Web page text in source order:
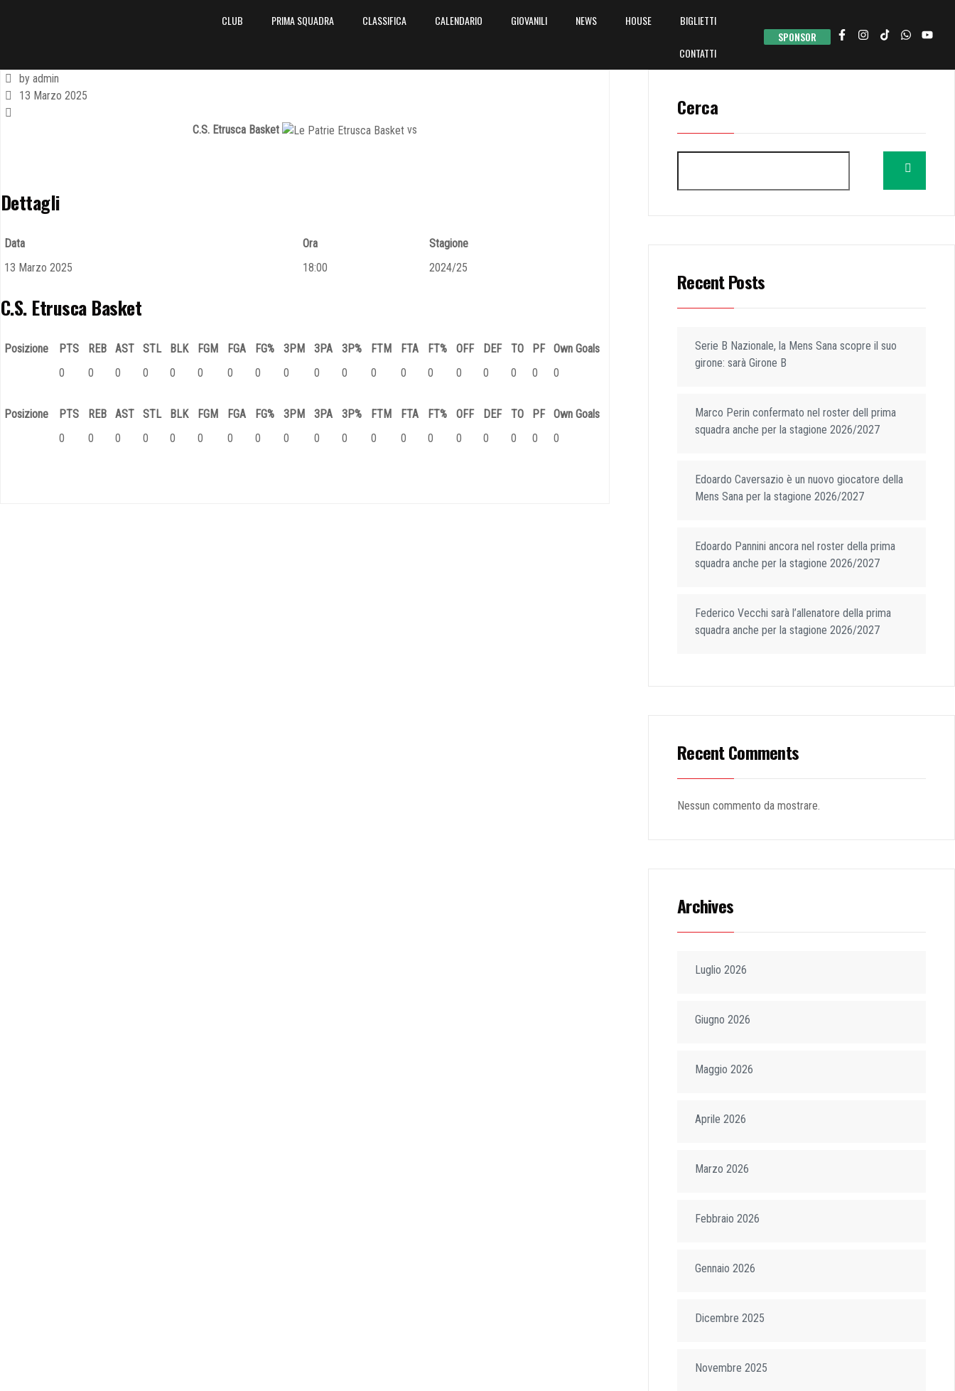
CLUB PRIMA SQUADRA CLASSIFICA CALENDARIO GIOVANILI NEWS HOUSE BIGLIETTI
CONTATTI
SPONSOR
by admin
13 Marzo 2025
C.S. Etrusca Basket vs
Dettagli
Data Ora
Stagione
13 Marzo 2025
18:00 2024/25
C.S. Etrusca Basket
Posizione PTS REB AST STL BLK FGM FGA FG% 3PM 3PA 3P% FTM FTA FT% OFF DEF TO PF
Own Goals
0
0 0 0 0 0 0 0 0 0 0 0 0 0 0 0 0 0 0
Posizione PTS REB AST STL BLK FGM FGA FG% 3PM 3PA 3P% FTM FTA FT% OFF DEF TO PF
Own Goals
0
0 0 0 0 0 0 0 0 0 0 0 0 0 0 0 0 0 0
Cerca
Recent Posts
Serie B Nazionale, la Mens Sana scopre il suo
girone: sarà Girone B
Marco Perin confermato nel roster dell prima
squadra anche per la stagione 2026/2027
Edoardo Caversazio è un nuovo giocatore della
Mens Sana per la stagione 2026/2027
Edoardo Pannini ancora nel roster della prima
squadra anche per la stagione 2026/2027
Federico Vecchi sarà l’allenatore della prima
squadra anche per la stagione 2026/2027
Recent Comments
Nessun commento da mostrare.
Archives
Luglio 2026
Giugno 2026
Maggio 2026
Aprile 2026
Marzo 2026
Febbraio 2026
Gennaio 2026
Dicembre 2025
Novembre 2025